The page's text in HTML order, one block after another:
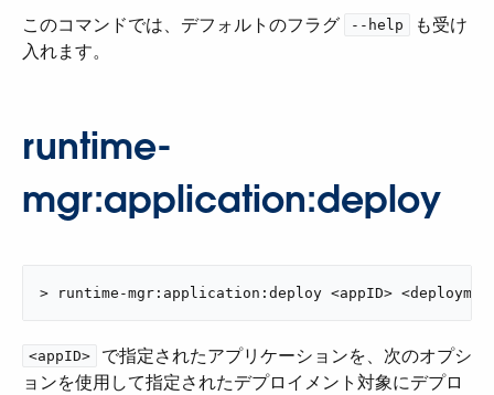
このコマンドでは、デフォルトのフラグ ​
--help
​ も受け
入れます。
runtime-
mgr:application:deploy
> runtime-mgr:application:deploy <appID>
<appID>
​ で指定されたアプリケーションを、次のオプシ
ョンを使用して指定されたデプロイメント対象にデプロ